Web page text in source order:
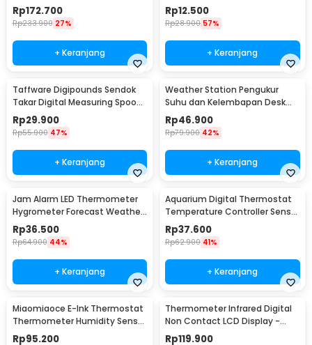
Camping Compass - RV77
Rp172.700
Rp233.900 27%
+ Keranjang
Daging Kopi Susu - TP101
Rp12.500
Rp28.900 57%
+ Keranjang
Taffware Digipounds Sendok
Takar Digital Measuring Spoon
500g 0.1g - HM10
Rp29.900
Rp55.900 47%
+ Keranjang
Weather Station Pengukur
Suhu dan Kelembapan Desk
Jam Alarm - 3210
Rp46.900
Rp79.900 42%
+ Keranjang
Jam Alarm LED Thermometer
Hygrometer Forecast Weather
Station - 2159T
Rp36.500
Rp64.900 44%
+ Keranjang
Aquarium Digital Thermostat
Temperature Controller Sensor
Multifungsi - STC-1000
Rp37.600
Rp62.900 41%
+ Keranjang
Miaomiaoce E-Ink Thermostat
Thermometer Humidity Sensor
- MHO-C201
Rp95.200
Thermometer Infrared Digital
Non Contact LCD Display -
600S
Rp119.900